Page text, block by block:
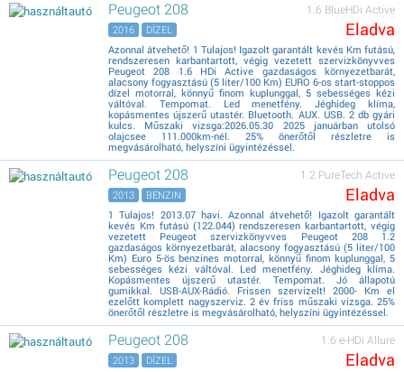
Peugeot 208 1.6 BlueHDi Active
Eladva
2016 DÍZEL
Azonnal átvehető! 1 Tulajos! Igazolt garantált kevés Km futású,
rendszeresen karbantartott, végig vezetett szervizkönyvves
Peugeot 208 1.6 HDi Active gazdaságos környezetbarát,
alacsony fogyasztású (5 liter/100 Km) EURO 6-os start-stoppos
dízel motorral, könnyű finom kuplunggal, 5 sebességes kézi
váltóval. Tempomat. Led menetfény. Jéghideg klíma,
kopásmentes újszerű utastér. Bluetooth. AUX. USB. 2 db gyári
kulcs. Műszaki vizsga:2026.05.30 2025 januárban utolsó
olajcsee 111.000km-nél. 25% önerőtől részletre is
megvásárolható, helyszíni ügyintézéssel.
Peugeot 208 1.2 PureTech Active
Eladva
2013 BENZIN
1 Tulajos! 2013.07 havi. Azonnal átvehető! Igazolt garantált
kevés Km futású (122.044) rendszeresen karbantartott, végig
vezetett Peugeot szervizkönyvves Peugeot 208 1.2
gazdaságos környezetbarát, alacsony fogyasztású (5 liter/100
Km) Euro 5-ös benzines motorral, könnyű finom kuplunggal, 5
sebességes kézi váltóval. Led menetfény. Jéghideg klíma.
Kopásmentes újszerű utastér. Tempomat. Jó állapotú
gumikkal. USB-AUX-Rádió. Frissen szervizelt! 2000- Km el
ezelőtt komplett nagyszerviz. 2 év friss műszaki vizsga. 25%
önerőtől részletre is megvásárolható, helyszíni ügyintézéssel.
Peugeot 208 1.6 e-HDi Allure
Eladva
2013 DÍZEL